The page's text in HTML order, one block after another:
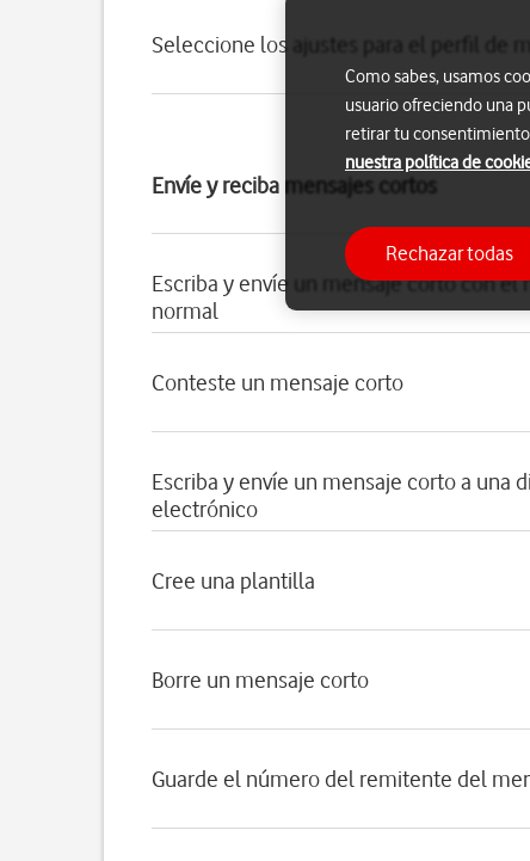
Seleccione los ajustes para el perfil de
Envíe y reciba mensajes cortos
Escriba y envíe un mensaje corto con el
normal
Conteste un mensaje corto
Escriba y envíe un mensaje corto a una
electrónico
Cree una plantilla
Borre un mensaje corto
Guarde el número del remitente del
Como sabes, usamos
usuario ofreciendo una
retirar tu
nuestra política de
Rechazar todas